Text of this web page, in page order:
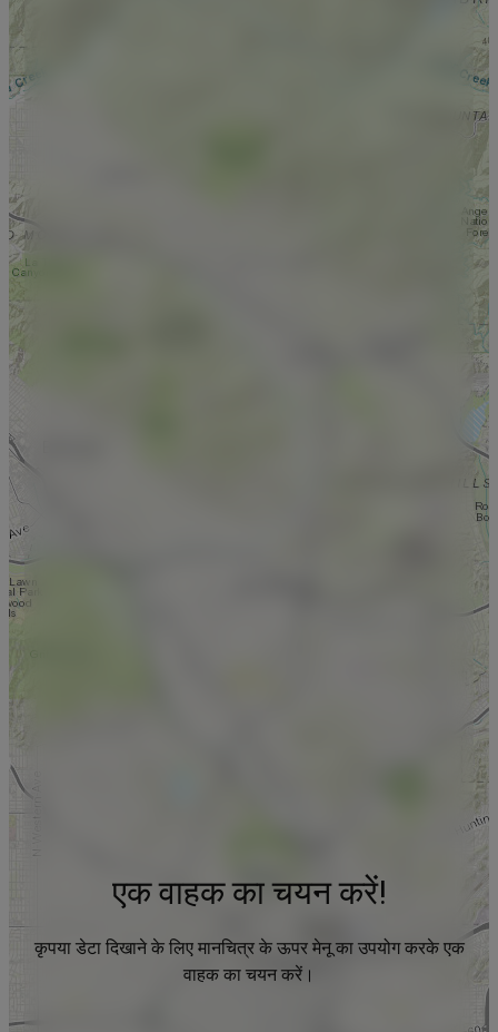
एक वाहक का चयन करें!
कृपया डेटा दिखाने के लिए मानचित्र के ऊपर मेनू का उपयोग करके एक
वाहक का चयन करें।